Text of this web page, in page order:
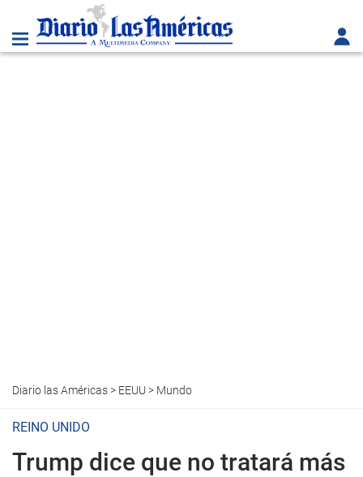
Diario las Américas> EEUU > Mundo
REINO UNIDO
Trump dice que no tratará más